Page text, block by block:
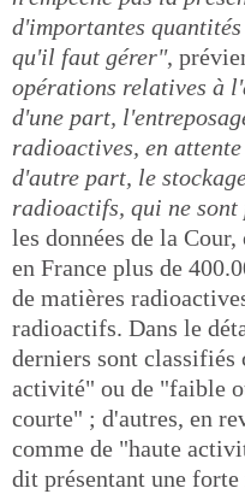
d'importantes
qu'il faut gérer",
opérations relatives à
d'une part,
radioactives, en
d'autre part, le
radioactifs, qui ne
les données de la
en France plus de
de matières
radioactifs. Dans le
derniers sont
activité" ou de "faible
courte" ; d'autres, en
comme de "haute
dit présentant une